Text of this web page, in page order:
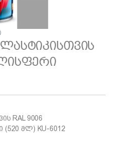
RAL 9006
მლ) KU-6012